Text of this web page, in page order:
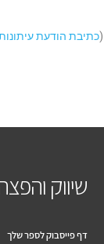
(כתיבת הודעת
שיווק
דף פייסבוק לספר שלך